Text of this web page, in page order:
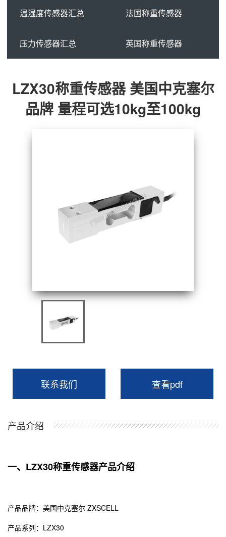
温湿度传感器汇总 法国称重传感器
压力传感器汇总 英国称重传感器
LZX30称重传感器 美国中克塞尔
品牌 量程可选10kg至100kg
联系我们 查看pdf
产品介绍
一、LZX30称重传感器产品介绍
产品品牌： 美国中克塞尔 ZXSCELL
产品系列：LZX30